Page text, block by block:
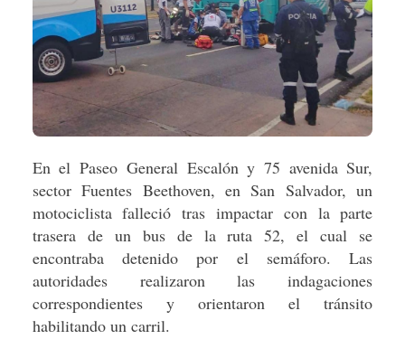
En el Paseo General Escalón y 75 avenida Sur,
sector Fuentes Beethoven, en San Salvador, un
motociclista falleció tras impactar con la parte
trasera de un bus de la ruta 52, el cual se
encontraba detenido por el semáforo. Las
autoridades realizaron las indagaciones
correspondientes y orientaron el tránsito
habilitando un carril.